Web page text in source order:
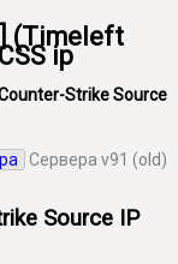
(Timeleft
ip
Strike Source
Сервера v91 (old)
Source IP